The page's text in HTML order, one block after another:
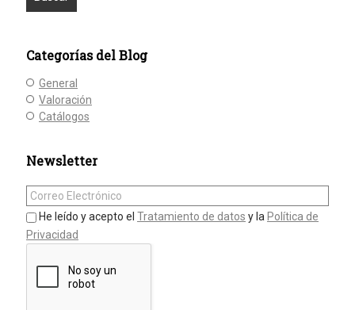
Categorías del Blog
General
Valoración
Catálogos
Newsletter
He leído y acepto el Tratamiento de datos y la Política de
Privacidad